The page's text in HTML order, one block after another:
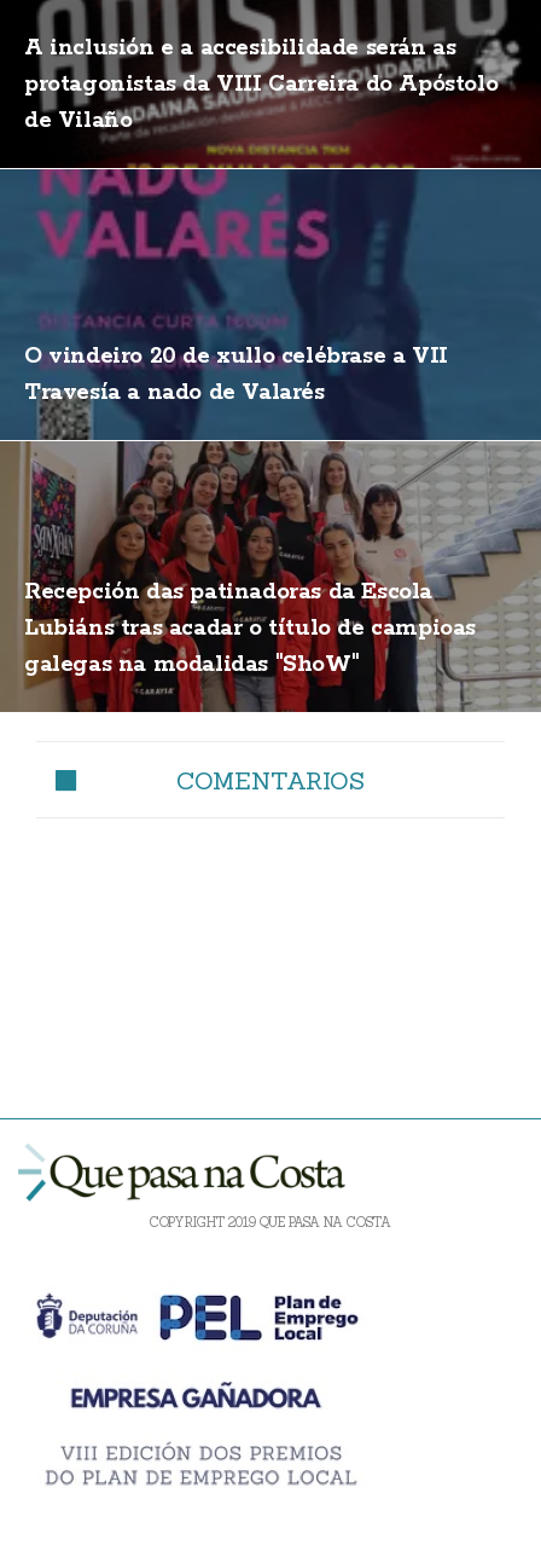
A inclusión e a accesibilidade serán as
protagonistas da VIII Carreira do Apóstolo
de Vilaño
O vindeiro 20 de xullo celébrase a VII
Travesía a nado de Valarés
Recepción das patinadoras da Escola
Lubiáns tras acadar o título de campioas
galegas na modalidas "ShoW"
COMENTARIOS
COPYRIGHT 2019 QUE PASA NA COSTA